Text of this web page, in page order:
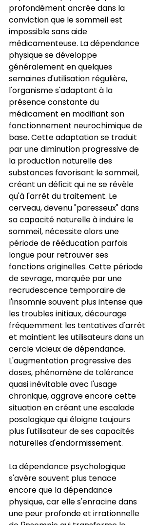
profondément ancrée dans la
conviction que le sommeil est
impossible sans aide
médicamenteuse. La dépendance
physique se développe
généralement en quelques
semaines d'utilisation régulière,
l'organisme s'adaptant à la
présence constante du
médicament en modifiant son
fonctionnement neurochimique de
base. Cette adaptation se traduit
par une diminution progressive de
la production naturelle des
substances favorisant le sommeil,
créant un déficit qui ne se révèle
qu'à l'arrêt du traitement. Le
cerveau, devenu "paresseux" dans
sa capacité naturelle à induire le
sommeil, nécessite alors une
période de rééducation parfois
longue pour retrouver ses
fonctions originelles. Cette période
de sevrage, marquée par une
recrudescence temporaire de
l'insomnie souvent plus intense que
les troubles initiaux, décourage
fréquemment les tentatives d'arrêt
et maintient les utilisateurs dans un
cercle vicieux de dépendance.
L'augmentation progressive des
doses, phénomène de tolérance
quasi inévitable avec l'usage
chronique, aggrave encore cette
situation en créant une escalade
posologique qui éloigne toujours
plus l'utilisateur de ses capacités
naturelles d'endormissement.
La dépendance psychologique
s'avère souvent plus tenace
encore que la dépendance
physique, car elle s'enracine dans
une peur profonde et irrationnelle